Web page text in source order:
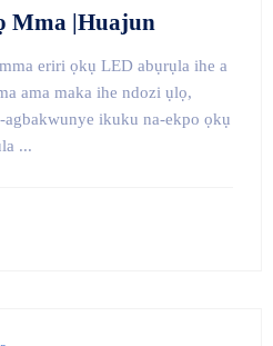
Mma |Huajun
eriri ọkụ LED abụrụla ihe a
ama maka ihe ndozi ụlọ,
agbakwunye ikuku na-ekpo ọkụ
...